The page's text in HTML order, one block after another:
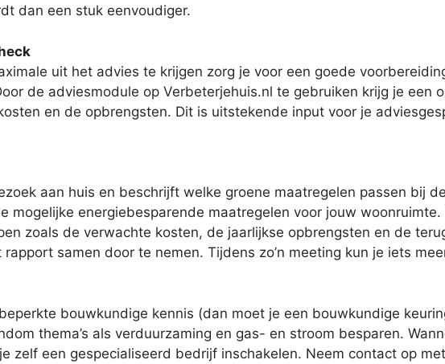
dan een stuk eenvoudiger.
uit het advies te krijgen zorg je voor een goede
de adviesmodule op Verbeterjehuis.nl te gebruiken krijg je een
en de opbrengsten. Dit is uitstekende input voor je
aan huis en beschrijft welke groene maatregelen passen bij
mogelijke energiebesparende maatregelen voor jouw
zoals de verwachte kosten, de jaarlijkse opbrengsten en de
samen door te nemen. Tijdens zo’n meeting kun je iets
bouwkundige kennis (dan moet je een bouwkundige
thema’s als verduurzaming en gas- en stroom besparen.
zelf een gespecialiseerd bedrijf inschakelen. Neem contact op